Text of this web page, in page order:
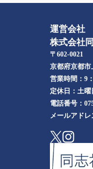
運営会社
株式会社
〒602-0021
京都府京都市
営業時間： 9
定休日： 土曜
電話番号：
メールアドレ